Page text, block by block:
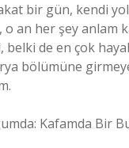
bir gün, kendi
an her şey anlam
belki de en çok
bölümüne
Kafamda Bir